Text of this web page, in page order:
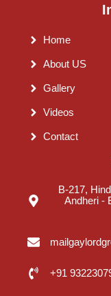
Home
About US
Gallery
Videos
Contact
B-217,
Andheri -
+91